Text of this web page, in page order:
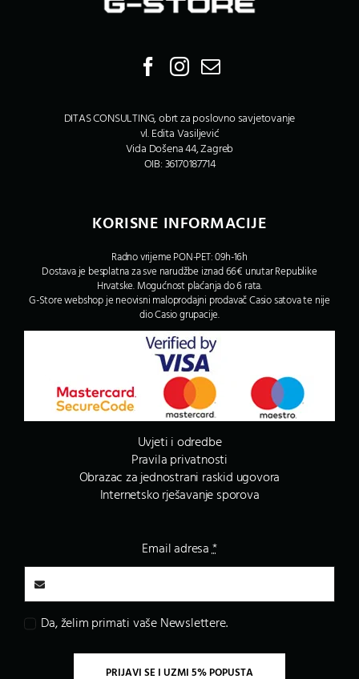
DITAS CONSULTING, obrt za poslovno savjetovanje
vl. Edita Vasiljević
Vida Došena 44, Zagreb
OIB: 36170187714
KORISNE INFORMACIJE
Radno vrijeme PON-PET: 09h-16h
Dostava je besplatna za sve narudžbe iznad 66€ unutar Republike
Hrvatske. Mogućnost plaćanja do 6 rata.
G-Store webshop je neovisni maloprodajni prodavač Casio satova te nije
dio Casio grupacije.
Uvjeti i odredbe
Pravila privatnosti
Obrazac za jednostrani raskid ugovora
Internetsko rješavanje sporova
Email adresa*
Da, želim primati vaše Newslettere.
PRIJAVI SE I UZMI 5% POPUSTA